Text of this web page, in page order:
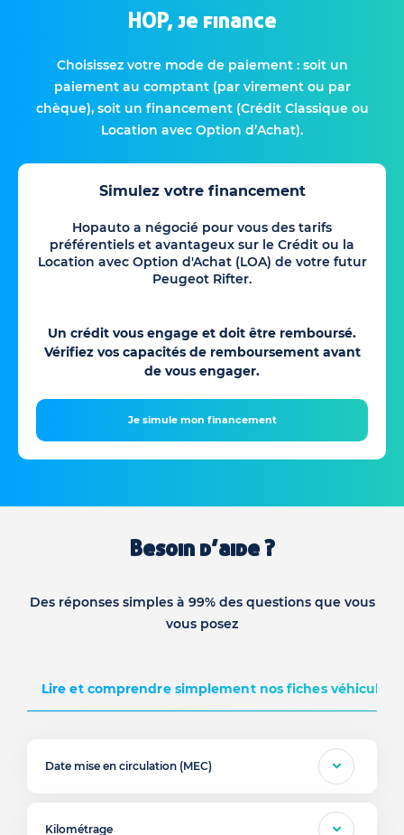
HOP, je finance
Choisissez votre mode de paiement : soit un
paiement au comptant (par virement ou par
chèque), soit un financement (Crédit Classique ou
Location avec Option d’Achat).
Simulez votre financement
Hopauto a négocié pour vous des tarifs
préférentiels et avantageux sur le Crédit ou la
Location avec Option d'Achat (LOA) de votre futur
Peugeot Rifter.
Un crédit vous engage et doit être remboursé.
Vérifiez vos capacités de remboursement avant
de vous engager.
Je simule mon financement
Besoin d’aide ?
Des réponses simples à 99% des questions que vous
vous posez
Lire et comprendre simplement nos fiches véhicules
Date mise en circulation (MEC)
Kilométrage